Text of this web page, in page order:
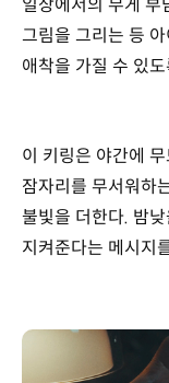
일상에서의 무게 부
그림을 그리는 등
애착을 가질 수 있
이 키링은 야간에
잠자리를 무서워하
불빛을 더한다. 밤
지켜준다는 메시지